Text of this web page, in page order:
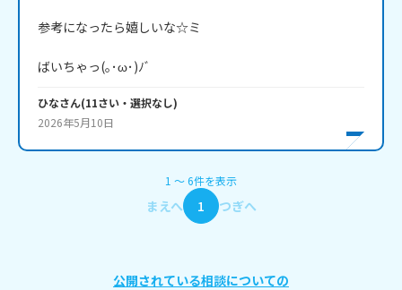
参考になったら嬉しいな☆ミ
ばいちゃっ(｡･ω･)ﾉﾞ
ひなさん(11さい・ 選択なし)
2026年5月10日
1 〜6件を表示
まえへ 1 つぎへ
公開されている相談についての